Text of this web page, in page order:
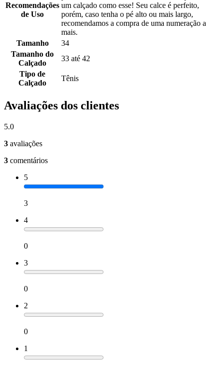
Recomendações
de Uso
um calçado como esse! Seu calce é perfeito,
porém, caso tenha o pé alto ou mais largo,
recomendamos a compra de uma numeração a
mais.
Tamanho
34
Tamanho do
Calçado
33 até 42
Tipo de
Calçado
Tênis
Avaliações dos clientes
5.0
3 avaliações
3 comentários
5
3
4
0
3
0
2
0
1